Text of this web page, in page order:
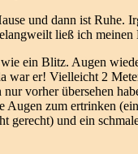
und dann ist Ruhe.
ließ ich
ein Blitz. Augen
war er! Vielleicht 2
vorher übersehen
Augen zum ertrinken
gerecht) und ein